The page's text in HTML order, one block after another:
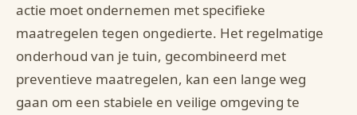
actie moet ondernemen met specifieke
maatregelen tegen ongedierte. Het regelmatige
onderhoud van je tuin, gecombineerd met
preventieve maatregelen, kan een lange weg
gaan om een stabiele en veilige omgeving te